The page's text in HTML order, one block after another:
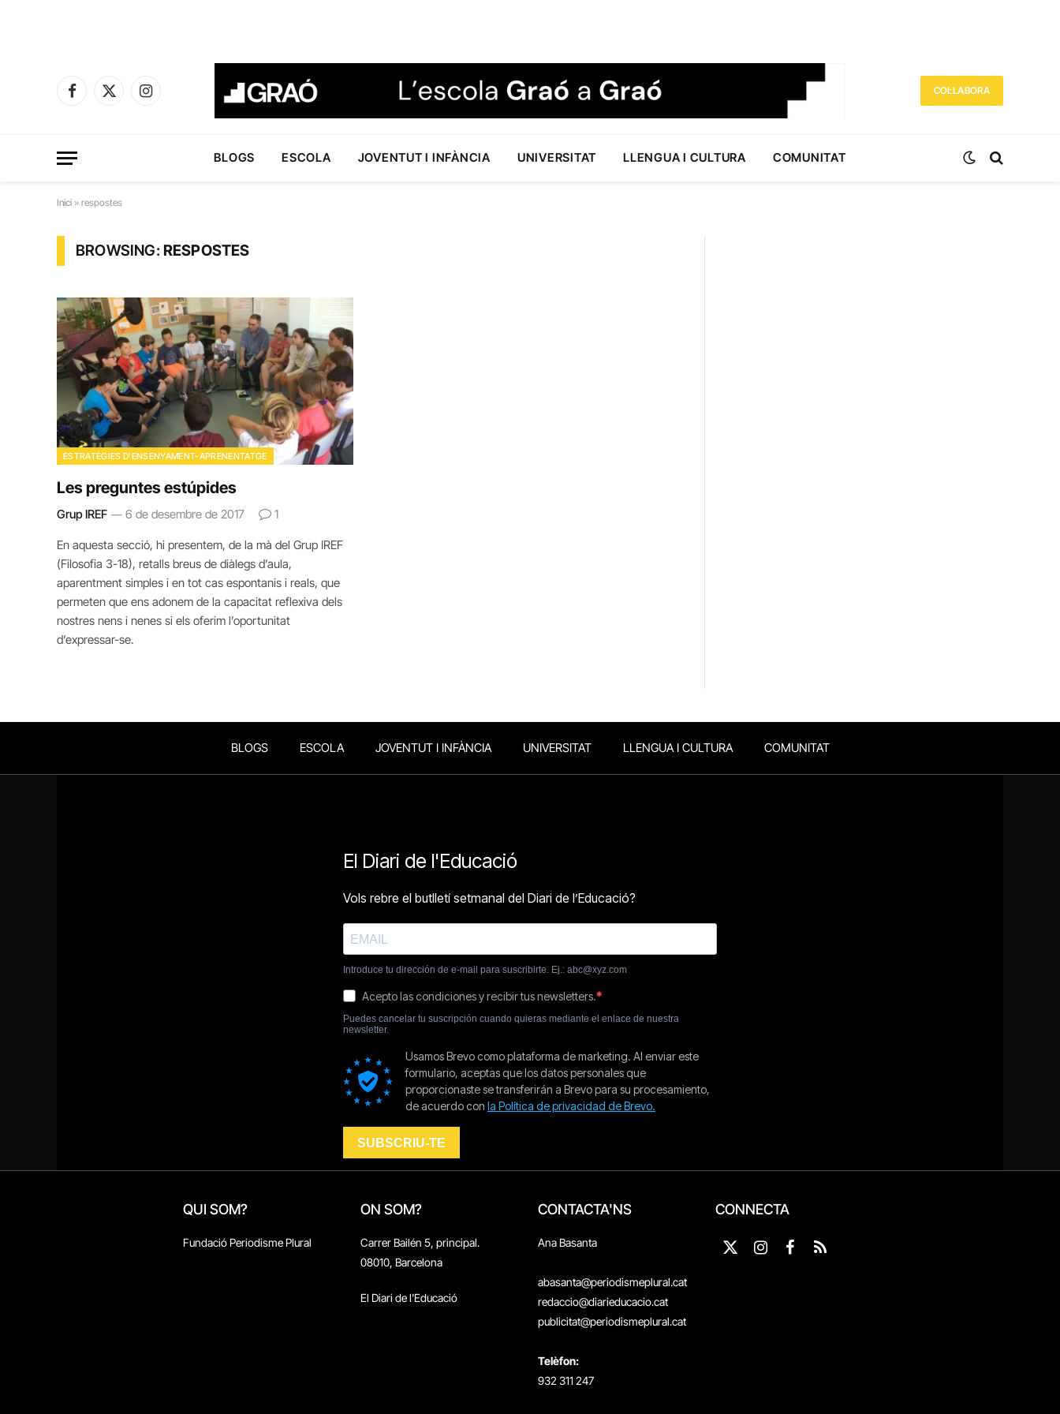
Facebook
X
Instagram
COL·LABORA
BLOGS ESCOLA JOVENTUT I INFÀNCIA UNIVERSITAT LLENGUA I CULTURA COMUNITAT
Inici » respostes
BROWSING:RESPOSTES
ESTRATÈGIES D'ENSENYAMENT-APRENENTATGE
Les preguntes estúpides
Grup IREF 6 de desembre de 2017 1
En aquesta secció, hi presentem, de la mà del Grup IREF
(Filosofia 3-18), retalls breus de diàlegs d’aula,
aparentment simples i en tot cas espontanis i reals, que
permeten que ens adonem de la capacitat reflexiva dels
nostres nens i nenes si els oferim l’oportunitat
d’expressar-se.
BLOGS ESCOLA JOVENTUT I INFÀNCIA UNIVERSITAT LLENGUA I CULTURA COMUNITAT
QUI SOM?
Fundació Periodisme Plural
ON SOM?
Carrer Bailén 5, principal.
08010, Barcelona
El Diari de l'Educació
CONTACTA'NS
Ana Basanta
abasanta@periodismeplural.cat
redaccio@diarieducacio.cat
publicitat@periodismeplural.cat
Telèfon:
932 311 247
CONNECTA
X
InstagramFacebook
RSS